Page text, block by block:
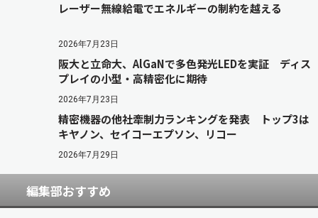
レーザー無線給電でエネルギーの制約を越える
2026年7月23日
阪大と立命大、AlGaNで多色発光LEDを実証 ディス
プレイの小型・高精密化に期待
2026年7月23日
精密機器の他社牽制力ランキングを発表 トップ3は
キヤノン、セイコーエプソン、リコー
2026年7月29日
編集部おすすめ